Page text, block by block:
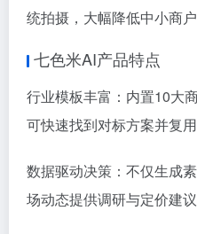
统拍摄，大幅降低中小商
七色米AI产品特点
行业模板丰富：内置10大
可快速找到对标方案并复
数据驱动决策：不仅生成
场动态提供调研与定价建